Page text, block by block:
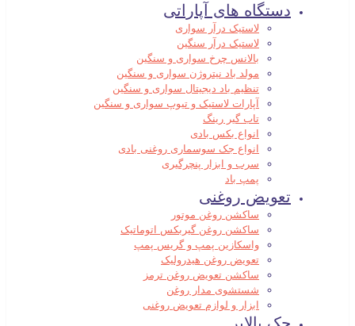
دستگاه های آپاراتی
لاستیک درآر سواری
لاستیک درآر سنگین
بالانس چرخ سواری و سنگین
مولد باد نیتروژن سواری و سنگین
تنظیم باد دیجیتال سواری و سنگین
آپارات لاستیک و تیوپ سواری و سنگین
تاب گیر رینگ
انواع بکس بادی
انواع جک سوسماری روغنی بادی
سرب و ابزار پنچرگیری
پمپ باد
تعویض روغنی
ساکشن روغن موتور
ساکشن روغن گیربکس اتوماتیک
واسکازین پمپ و گریس پمپ
تعویض روغن هیدرولیک
ساکشن تعویض روغن ترمز
شستشوی مدار روغن
ابزار و لوازم تعویض روغنی